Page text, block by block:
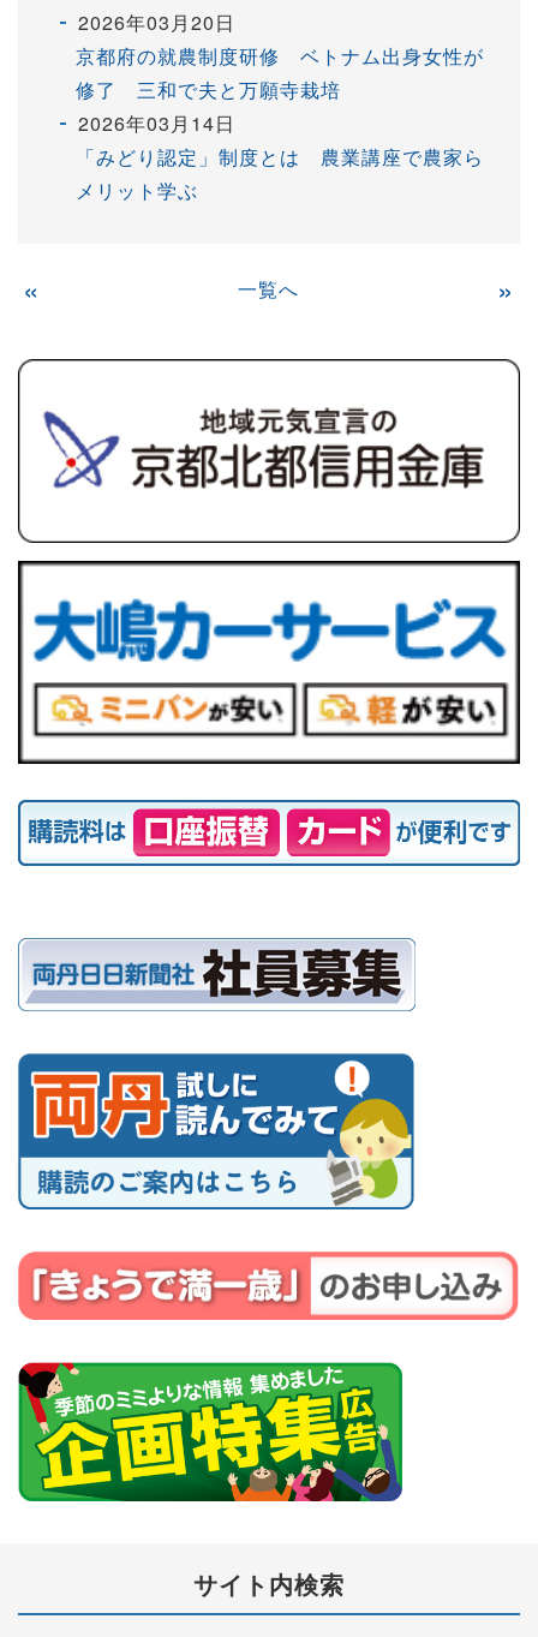
2026年03月20日
京都府の就農制度研修 ベトナム出身女性が
修了 三和で夫と万願寺栽培
2026年03月14日
「みどり認定」制度とは 農業講座で農家ら
メリット学ぶ
« 一覧へ
サイト内検索